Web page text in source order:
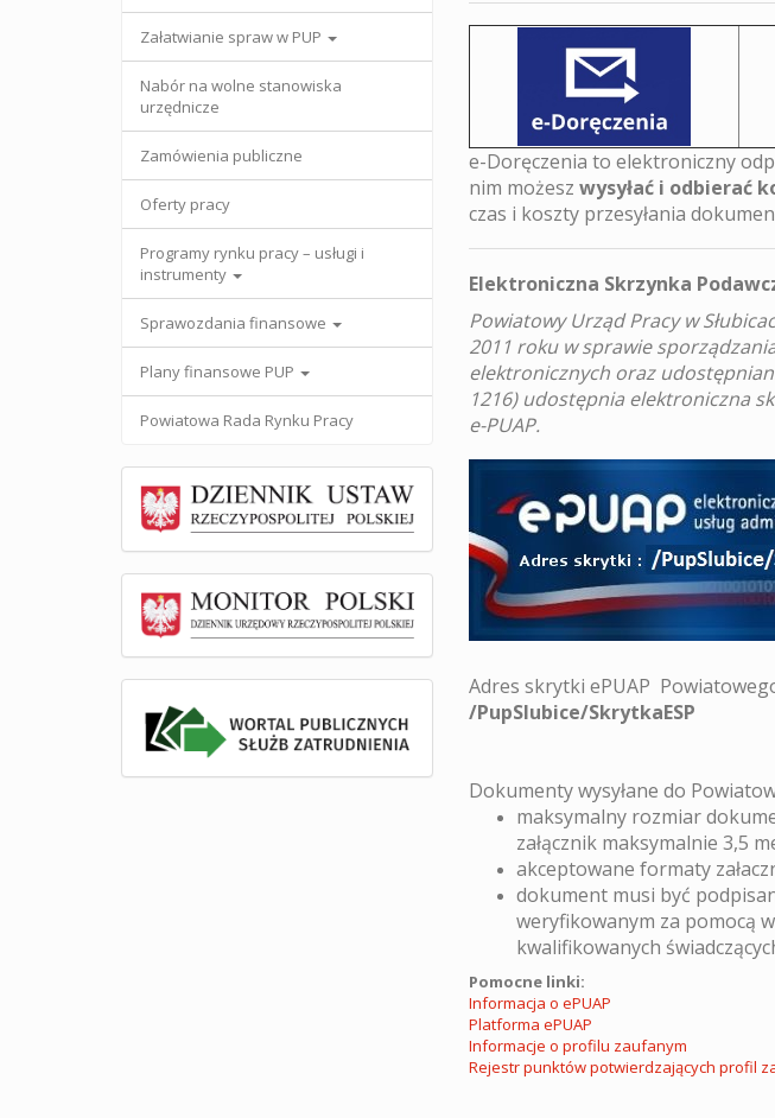
Załatwianie spraw w PUP
Nabór na wolne stanowiska
urzędnicze
Zamówienia publiczne
Oferty pracy
Programy rynku pracy – usługi i
instrumenty
Sprawozdania finansowe
Plany finansowe PUP
Powiatowa Rada Rynku Pracy
e-Doręczenia to elektroniczny
nim możesz wysyłać i odbierać
czas i koszty przesyłania
Elektroniczna Skrzynka
Powiatowy Urząd Pracy w
2011 roku w sprawie
elektronicznych oraz
1216) udostępnia elektroniczna
e-PUAP.
Adres skrytki ePUAP
/PupSlubice/SkrytkaESP
Dokumenty wysyłane do
maksymalny rozmiar
załącznik maksymalnie 3,5
akceptowane formaty
dokument musi być
weryfikowanym za pomocą
kwalifikowanych
Pomocne linki:
Informacja o ePUAP
Platforma ePUAP
Informacje o profilu zaufanym
Rejestr punktów potwierdzających profil